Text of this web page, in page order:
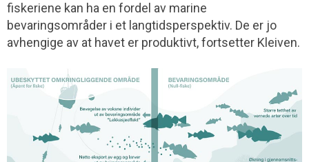
fiskeriene kan ha en fordel av marine
bevaringsområder i et langtidsperspektiv. De er jo
avhengige av at havet er produktivt, fortsetter Kleiven.